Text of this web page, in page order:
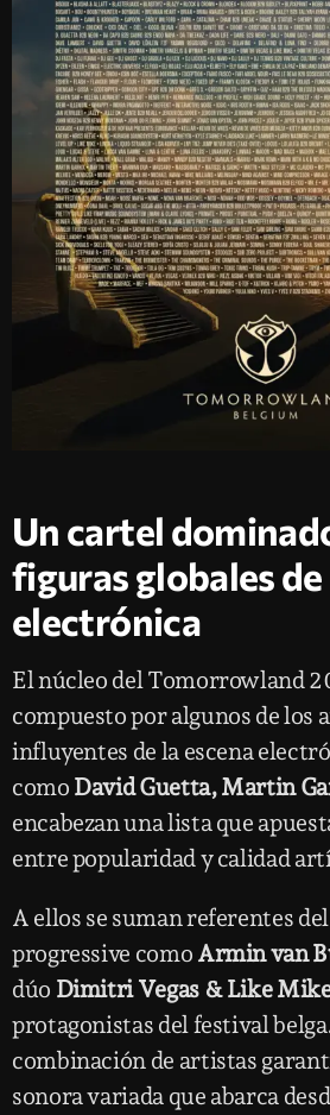
Un cartel
figuras globales de
electrónica
El núcleo del Tomorrowland
compuesto por algunos de los
influyentes de la escena
como David Guetta, Martin
encabezan una lista que
entre popularidad y calidad
A ellos se suman referentes
progressive como Armin van
dúo Dimitri Vegas & Like
protagonistas del festival
combinación de artistas
sonora variada que abarca